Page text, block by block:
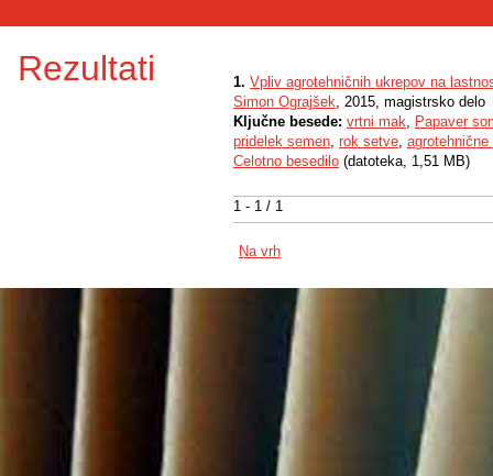
Rezultati
1 - 1 / 1
1. Vpliv agrotehničnih ukrepov na
Simon Ograjšek, 2015, magistrsko delo
Ključne besede: vrtni mak, Papaver
pridelek semen, rok setve,
Celotno besedilo (datoteka, 1,51 MB)
Na vrh